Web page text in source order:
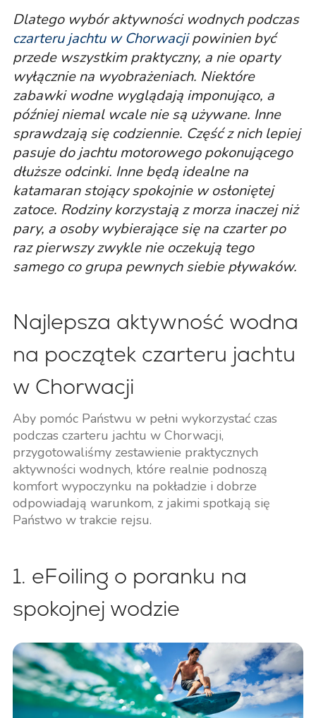
Dlatego wybór aktywności wodnych podczas
czarteru jachtu w Chorwacjipowinien być
przede wszystkim praktyczny, a nie oparty
wyłącznie na wyobrażeniach. Niektóre
zabawki wodne wyglądają imponująco, a
później niemal wcale nie są używane. Inne
sprawdzają się codziennie. Część z nich lepiej
pasuje do jachtu motorowego pokonującego
dłuższe odcinki. Inne będą idealne na
katamaran stojący spokojnie w osłoniętej
zatoce. Rodziny korzystają z morza inaczej niż
pary, a osoby wybierające się na czarter po
raz pierwszy zwykle nie oczekują tego
samego co grupa pewnych siebie pływaków.
Najlepsza aktywność wodna
na początek czarteru jachtu
w Chorwacji
Aby pomóc Państwu w pełni wykorzystać czas
podczas czarteru jachtu w Chorwacji,
przygotowaliśmy zestawienie praktycznych
aktywności wodnych, które realnie podnoszą
komfort wypoczynku na pokładzie i dobrze
odpowiadają warunkom, z jakimi spotkają się
Państwo w trakcie rejsu.
1. eFoiling o poranku na
spokojnej wodzie